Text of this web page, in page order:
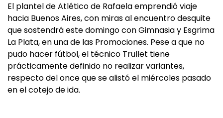
El plantel de Atlético de Rafaela emprendió viaje
hacia Buenos Aires, con miras al encuentro desquite
que sostendrá este domingo con Gimnasia y Esgrima
La Plata, en una de las Promociones. Pese a que no
pudo hacer fútbol, el técnico Trullet tiene
prácticamente definido no realizar variantes,
respecto del once que se alistó el miércoles pasado
en el cotejo de ida.